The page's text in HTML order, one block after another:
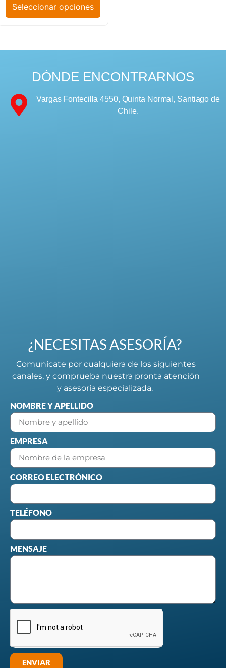
Seleccionar opciones
DÓNDE ENCONTRARNOS
Vargas Fontecilla 4550, Quinta Normal, Santiago de
Chile.
¿NECESITAS ASESORÍA?
Comunícate por cualquiera de los siguientes
canales, y comprueba nuestra pronta atención
y asesoría especializada.
NOMBRE Y APELLIDO
EMPRESA
CORREO ELECTRÓNICO
TELÉFONO
MENSAJE
ENVIAR